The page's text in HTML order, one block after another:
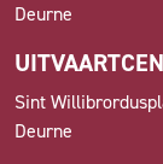
Deurne
Sint
Deurne